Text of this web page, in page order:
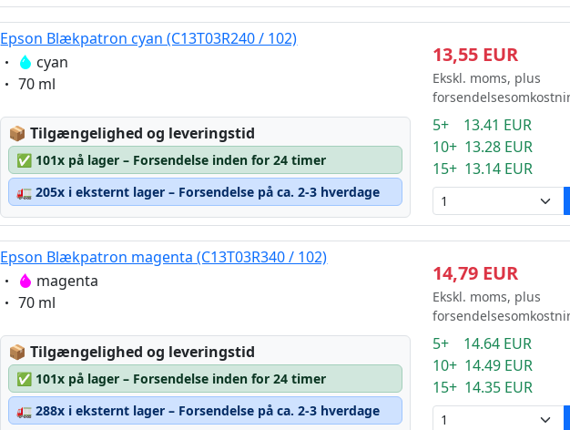
Epson Blækpatron cyan (C13T03R240 / 102)
Eigenschaft:
cyan
Eigenschaft:
70 ml
📦Lagerstatus:
Tilgængelighed og leveringstid
✅ 101x på lager – Forsendelse inden for 24 timer
🚛 205x i eksternt lager – Forsendelse på ca. 2-3 hverdage
13,55 EUR
Ekskl. moms, plus
5+ 13.41 EUR
10+ 13.28 EUR
15+ 13.14 EUR
Epson Blækpatron magenta (C13T03R340 / 102)
Eigenschaft:
magenta
Eigenschaft:
70 ml
📦Lagerstatus:
Tilgængelighed og leveringstid
✅ 101x på lager – Forsendelse inden for 24 timer
🚛 288x i eksternt lager – Forsendelse på ca. 2-3 hverdage
14,79 EUR
Ekskl. moms, plus
5+ 14.64 EUR
10+ 14.49 EUR
15+ 14.35 EUR